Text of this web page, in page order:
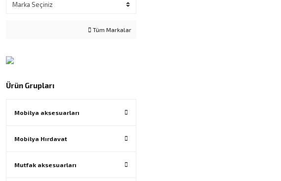
Tüm Markalar
Ürün Grupları
Mobilya aksesuarları
Mobilya Hırdavat
Mutfak aksesuarları